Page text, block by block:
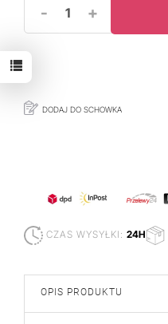
- +
DODAJ DO SCHOWKA
CZAS WYSYŁKI: 24H
OPIS PRODUKTU